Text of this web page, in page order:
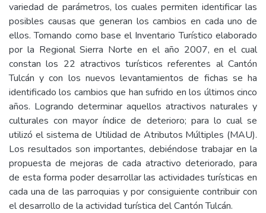
variedad de parámetros, los cuales permiten identificar las
posibles causas que generan los cambios en cada uno de
ellos. Tomando como base el Inventario Turístico elaborado
por la Regional Sierra Norte en el año 2007, en el cual
constan los 22 atractivos turísticos referentes al Cantón
Tulcán y con los nuevos levantamientos de fichas se ha
identificado los cambios que han sufrido en los últimos cinco
años. Logrando determinar aquellos atractivos naturales y
culturales con mayor índice de deterioro; para lo cual se
utilizó el sistema de Utilidad de Atributos Múltiples (MAU).
Los resultados son importantes, debiéndose trabajar en la
propuesta de mejoras de cada atractivo deteriorado, para
de esta forma poder desarrollar las actividades turísticas en
cada una de las parroquias y por consiguiente contribuir con
el desarrollo de la actividad turística del Cantón Tulcán.